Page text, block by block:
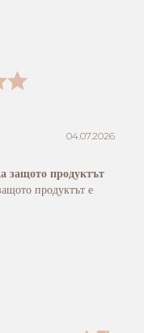
04.07.2026
защото продуктът
продуктът е